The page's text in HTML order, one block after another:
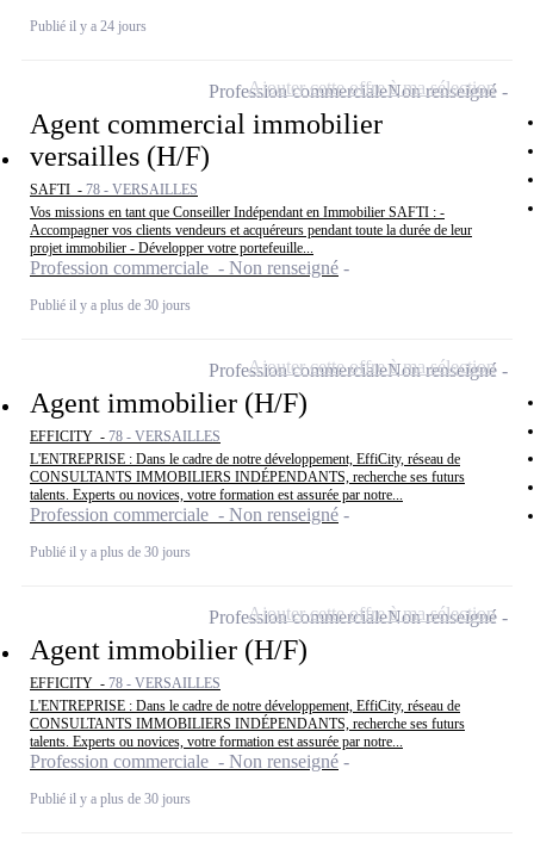
Publié il y a 24 jours
Agent commercial immobilier
versailles (H/F)
SAFTI - 78 - VERSAILLES
Vos missions en tant que Conseiller Indépendant en Immobilier SAFTI : -
Accompagner vos clients vendeurs et acquéreurs pendant toute la durée de leur
projet immobilier - Développer votre portefeuille...
Profession commerciale - Non renseigné
Publié il y a plus de 30 jours
Profession commercialeNon renseigné
Ajouter cette offre à ma sélection
Agent immobilier (H/F)
EFFICITY - 78 - VERSAILLES
L'ENTREPRISE : Dans le cadre de notre développement, EffiCity, réseau de
CONSULTANTS IMMOBILIERS INDÉPENDANTS, recherche ses futurs
talents. Experts ou novices, votre formation est assurée par notre...
Profession commerciale - Non renseigné
Publié il y a plus de 30 jours
Profession commercialeNon renseigné
Ajouter cette offre à ma sélection
Agent immobilier (H/F)
EFFICITY - 78 - VERSAILLES
L'ENTREPRISE : Dans le cadre de notre développement, EffiCity, réseau de
CONSULTANTS IMMOBILIERS INDÉPENDANTS, recherche ses futurs
talents. Experts ou novices, votre formation est assurée par notre...
Profession commerciale - Non renseigné
Publié il y a plus de 30 jours
Profession commercialeNon renseigné
Ajouter cette offre à ma sélection